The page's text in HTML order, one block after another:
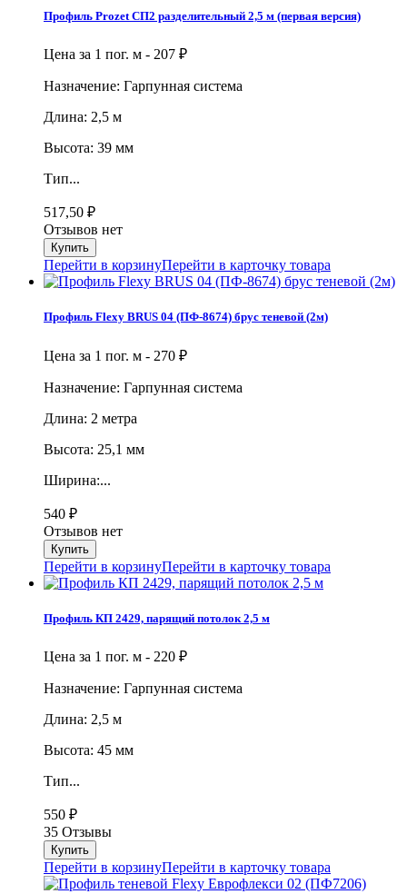
Профиль Prozet СП2 разделительный 2,5 м (первая версия)
Цена за 1 пог. м - 207 ₽
Назначение: Гарпунная система
Длина: 2,5 м
Высота: 39 мм
Тип...
517,50 ₽
Отзывов нет
Перейти в корзинуПерейти в карточку товара
Профиль Flexy BRUS 04 (ПФ-8674) брус теневой (2м)
Цена за 1 пог. м - 270 ₽
Назначение: Гарпунная система
Длина: 2 метра
Высота: 25,1 мм
Ширина:...
540 ₽
Отзывов нет
Перейти в корзинуПерейти в карточку товара
Профиль КП 2429, парящий потолок 2,5 м
Цена за 1 пог. м - 220 ₽
Назначение: Гарпунная система
Длина: 2,5 м
Высота: 45 мм
Тип...
550 ₽
35 Отзывы
Перейти в корзинуПерейти в карточку товара